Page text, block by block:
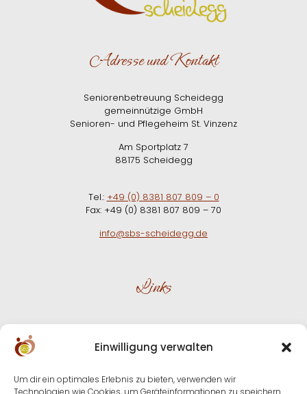
Einwilligung verwalten
Um dir ein optimales Erlebnis zu bieten, verwenden wir
Technologien wie Cookies, um Geräteinformationen zu speichern
Adresse und Kontakt
Seniorenbetreuung Scheidegg
gemeinnützige GmbH
Senioren- und Pflegeheim St. Vinzenz
Am Sportplatz 7
88175 Scheidegg
Tel.: +49 (0) 8381 807 809 – 0
Fax: +49 (0) 8381 807 809 – 70
info@sbs-scheidegg.de
Links
Datenschutz